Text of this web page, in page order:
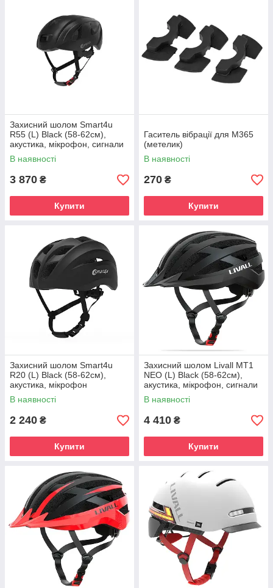
Захисний шолом Smart4u
R55 (L) Black (58-62см),
акустика, мікрофон, сигнали
поворотів та стопів, додаток,
пульт BR80
В наявності
3 870 ₴
Купити
Гаситель вібрації для М365
(метелик)
В наявності
270 ₴
Купити
Захисний шолом Smart4u
R20 (L) Black (58-62см),
акустика, мікрофон
В наявності
2 240 ₴
Купити
Захисний шолом Livall MT1
NEO (L) Black (58-62см),
акустика, мікрофон, сигнали
поворотів та стопів, додаток,
пульт BR80, Bluetooth
В наявності
4 410 ₴
Купити